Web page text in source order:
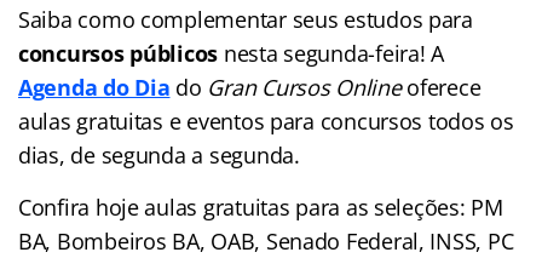
Saiba como complementar seus estudos para
concursos públicos nesta segunda-feira! A
Agenda do Dia do Gran Cursos Onlineoferece
aulas gratuitas e eventos para concursos todos os
dias, de segunda a segunda.
Confira hoje aulas gratuitas para as seleções: PM
BA, Bombeiros BA, OAB, Senado Federal, INSS, PC